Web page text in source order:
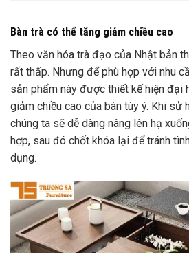
Bàn trà có thể tăng giảm chiều cao
Theo văn hóa trà đạo của Nhật bản
rất thấp. Nhưng để phù hợp với nhu
sản phẩm này được thiết kế hiện đại
giảm chiều cao của bàn tùy ý. Khi sử
chúng ta sẽ dễ dàng nâng lên hạ
hợp, sau đó chốt khóa lại để tránh
dụng.